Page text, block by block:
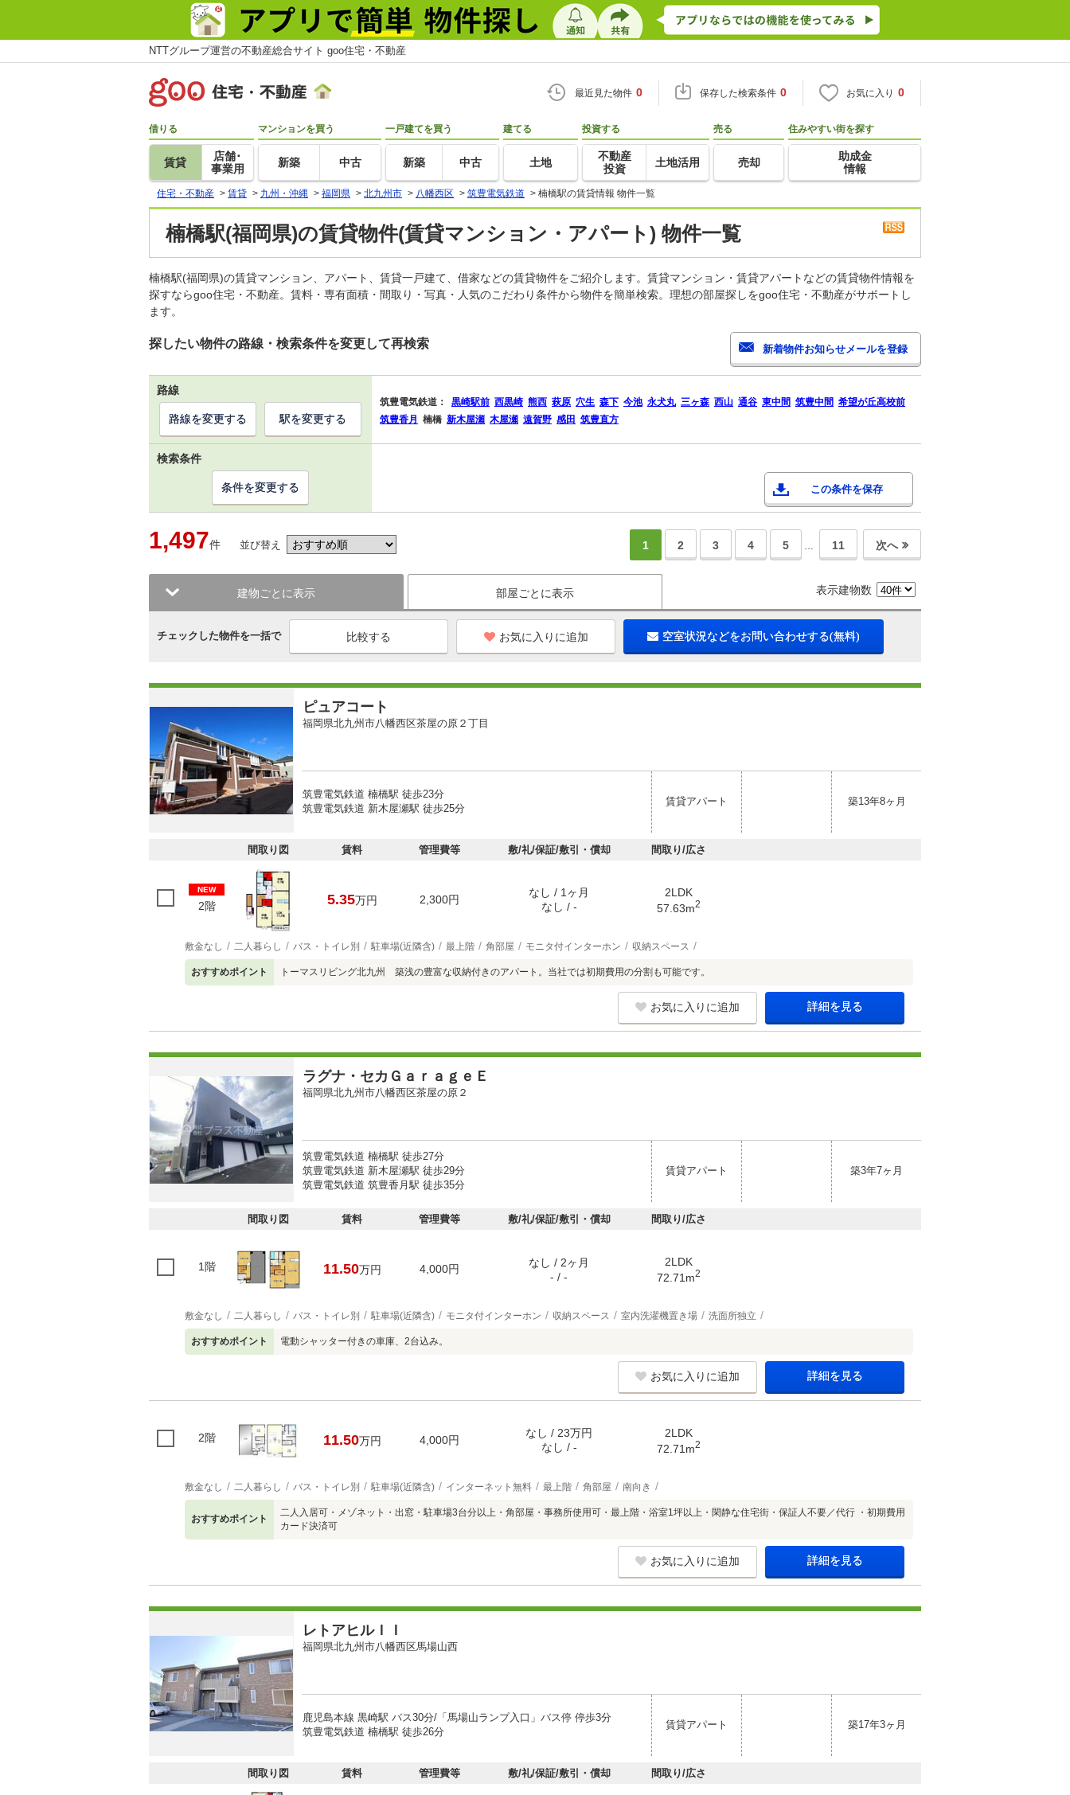
NTTグループ運営の不動産総合サイト goo住宅・不動産
最近見た物件 0 保存した検索条件 0 お気に入り 0
借りる
賃貸
店舗･
事業用
マンションを買う
新築 中古
一戸建てを買う
新築 中古
建てる
土地
投資する
不動産
投資
土地活用
売る
売却
住みやすい街を探す
助成金
情報
住宅・不動産 > 賃貸 > 九州・沖縄 > 福岡県 > 北九州市 > 八幡西区 > 筑豊電気鉄道 > 楠橋駅の賃貸情報 物件一覧
楠橋駅(福岡県)の賃貸物件(賃貸マンション・アパート) 物件一覧
楠橋駅(福岡県)の賃貸マンション、アパート、賃貸一戸建て、借家などの賃貸物件をご紹介します。賃貸マンション・賃貸アパートなどの賃貸物件情報を
探すならgoo住宅・不動産。賃料・専有面積・間取り・写真・人気のこだわり条件から物件を簡単検索。理想の部屋探しをgoo住宅・不動産がサポートし
ます。
探したい物件の路線・検索条件を変更して再検索
路線
筑豊電気鉄道： 黒崎駅前 西黒崎 熊西 萩原 穴生 森下 今池 永犬丸 三ヶ森 西山 通谷 東中間 筑豊中間 希望が丘高校前
筑豊香月
楠橋 新木屋瀬 木屋瀬 遠賀野 感田 筑豊直方
路線を変更する 駅を変更する
検索条件
この条件を保存
条件を変更する
1,497件 並び替え 1 2 3 4 5 … 11 次へ
建物ごとに表示 部屋ごとに表示 表示建物数
チェックした物件を一括で お気に入りに追加 空室状況などをお問い合わせする(無料)
ピュアコート
福岡県北九州市八幡西区茶屋の原２丁目
筑豊電気鉄道 楠橋駅 徒歩23分
筑豊電気鉄道 新木屋瀬駅 徒歩25分
賃貸アパート 築13年8ヶ月
間取り図 賃料 管理費等 敷/礼/保証/敷引・償却 間取り/広さ
NEW
2階 5.35万円 2,300円
なし / 1ヶ月
なし / -
2LDK
57.63m2
敷金なし 二人暮らし バス・トイレ別 駐車場(近隣含) 最上階 角部屋 モニタ付インターホン 収納スペース
おすすめポイント トーマスリビング北九州 築浅の豊富な収納付きのアパート。当社では初期費用の分割も可能です。
お気に入りに追加 詳細を見る
ラグナ・セカＧａｒａｇｅＥ
福岡県北九州市八幡西区茶屋の原２
筑豊電気鉄道 楠橋駅 徒歩27分
筑豊電気鉄道 新木屋瀬駅 徒歩29分
筑豊電気鉄道 筑豊香月駅 徒歩35分
賃貸アパート 築3年7ヶ月
間取り図 賃料 管理費等 敷/礼/保証/敷引・償却 間取り/広さ
1階 11.50万円 4,000円
なし / 2ヶ月
- / -
2LDK
72.71m2
敷金なし 二人暮らし バス・トイレ別 駐車場(近隣含) モニタ付インターホン 収納スペース 室内洗濯機置き場 洗面所独立
おすすめポイント 電動シャッター付きの車庫、2台込み。
お気に入りに追加 詳細を見る
2階 11.50万円 4,000円
なし / 23万円
なし / -
2LDK
72.71m2
敷金なし 二人暮らし バス・トイレ別 駐車場(近隣含) インターネット無料 最上階 角部屋 南向き
おすすめポイント
二人入居可・メゾネット・出窓・駐車場3台分以上・角部屋・事務所使用可・最上階・浴室1坪以上・閑静な住宅街・保証人不要／代行 ・初期費用
カード決済可
お気に入りに追加 詳細を見る
レトアヒルＩＩ
福岡県北九州市八幡西区馬場山西
鹿児島本線 黒崎駅 バス30分/「馬場山ランプ入口」バス停 停歩3分
筑豊電気鉄道 楠橋駅 徒歩26分
賃貸アパート 築17年3ヶ月
間取り図 賃料 管理費等 敷/礼/保証/敷引・償却 間取り/広さ